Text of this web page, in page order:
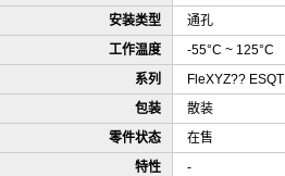
安装类型
通孔
工作温度
-55°C ~ 125°C
系列
FleXYZ?? ESQT
包装
散装
零件状态
在售
特性
-